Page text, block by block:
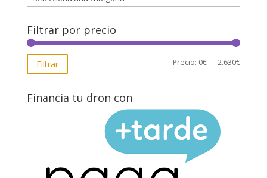
Filtrar por precio
Precio
Precio
Filtrar Precio: 0€—2.630€
Financia tu dron con